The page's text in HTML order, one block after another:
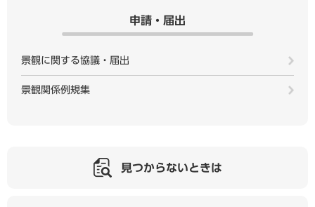
申請・届出
景観に関する協議・届出
景観関係例規集
見つからないときは